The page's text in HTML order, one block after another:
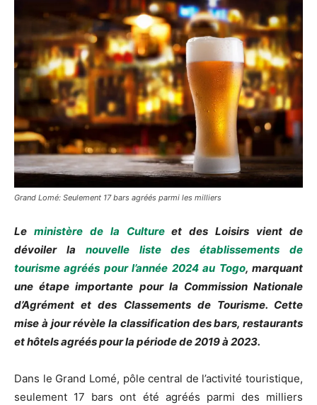
Grand Lomé: Seulement 17 bars agréés parmi les milliers
Le ministère de la Cultureet des Loisirs vient de
dévoiler la nouvelle liste des établissements de
tourisme agréés pour l’année 2024 au Togo, marquant
une étape importante pour la Commission Nationale
d’Agrément et des Classements de Tourisme. Cette
mise à jour révèle la classification des bars, restaurants
et hôtels agréés pour la période de 2019 à 2023.
Dans le Grand Lomé, pôle central de l’activité touristique,
seulement 17 bars ont été agréés parmi des milliers